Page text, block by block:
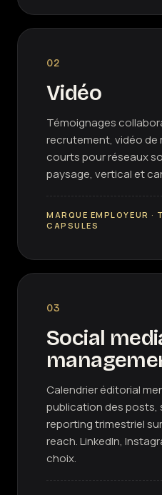
02
Vidéo
Témoignages
recrutement, vidéo de
courts pour réseaux
paysage, vertical et
MARQUE EMPLOYEUR ·
CAPSULES
03
Social
Calendrier éditorial
publication des posts,
reporting trimestriel
reach. LinkedIn,
choix.